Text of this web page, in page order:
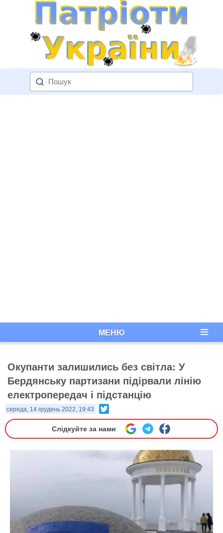
МЕНЮ
Окупанти залишились без світла: У
Бердянську партизани підірвали лінію
електропередач і підстанцію
середа, 14 грудень 2022, 19:43
Слідкуйте за нами